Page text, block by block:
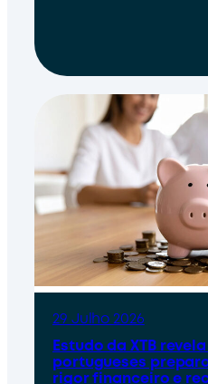
29 Julho 2026
Estudo da XTB
portugueses
rigor financeiro e